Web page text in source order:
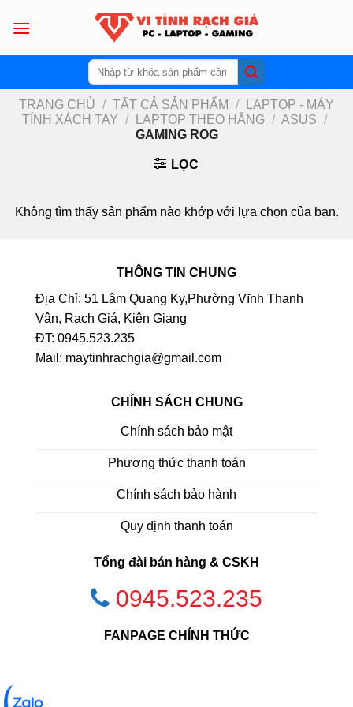
Tìm
kiếm:
TRANG CHỦ / TẤT CẢ SẢN PHẨM /
LAPTOP - MÁY
TÍNH XÁCH TAY / LAPTOP THEO HÃNG / ASUS /
GAMING ROG
LỌC
Không tìm thấy sản phẩm nào khớp với lựa chọn của bạn.
THÔNG TIN CHUNG
Địa Chỉ: 51 Lâm Quang Ky,Phường Vĩnh Thanh
Vân, Rạch Giá, Kiên Giang
ĐT: 0945.523.235
Mail: maytinhrachgia@gmail.com
CHÍNH SÁCH CHUNG
Chính sách bảo mật
Phương thức thanh toán
Chính sách bảo hành
Quy định thanh toán
Tổng đài bán hàng & CSKH
0945.523.235
FANPAGE CHÍNH THỨC